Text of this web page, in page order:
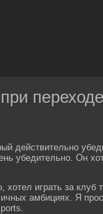
действительно
убедительно. Он
играть за клуб
амбициях. Я